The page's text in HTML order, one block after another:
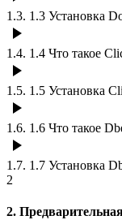
1.3. 1.3 Установка
1.4. 1.4 Что такое
1.5. 1.5 Установка
1.6. 1.6 Что такое
1.7. 1.7 Установка
2
2.